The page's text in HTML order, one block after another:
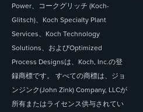
Power、コークグリッチ (Koch-
Glitsch)、Koch Specialty Plant
Services、Koch Technology
Solutions、およびOptimized
Process Designsは、Koch, Inc.の登
録商標です。 すべての商標は、ジョ
ンジンク(John Zink) Company, LLCが
所有またはライセンス供与されてい